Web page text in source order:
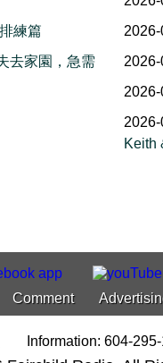
練篇
去家園，急需
Keith
Comment
Information: 604-